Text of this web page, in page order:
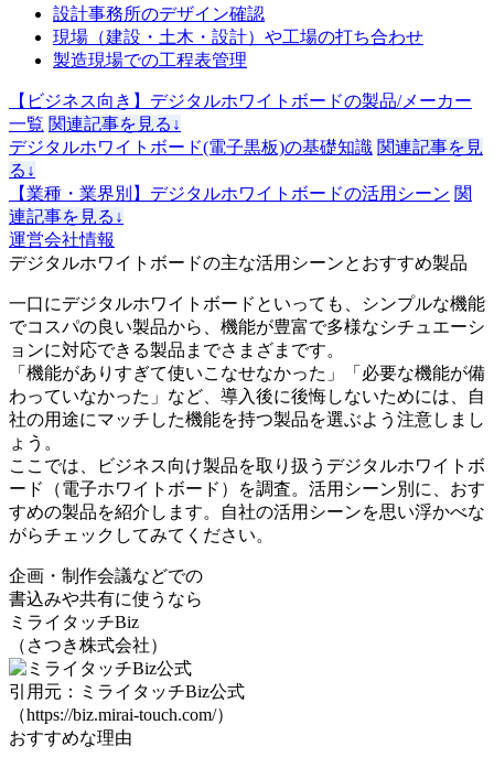
設計事務所のデザイン確認
現場（建設・土木・設計）や工場の打ち合わせ
製造現場での工程表管理
【ビジネス向き】デジタルホワイトボードの製品/メーカー
一覧 関連記事を見る↓
デジタルホワイトボード(電子黒板)の基礎知識 関連記事を見
る↓
【業種・業界別】デジタルホワイトボードの活用シーン 関
連記事を見る↓
運営会社情報
デジタルホワイトボードの主な活用シーンとおすすめ製品
一口にデジタルホワイトボードといっても、シンプルな機能
でコスパの良い製品から、機能が豊富で多様なシチュエーシ
ョンに対応できる製品までさまざまです。
「機能がありすぎて使いこなせなかった」「必要な機能が備
わっていなかった」など、 導入後に後悔しないためには、自
社の用途にマッチした機能を持つ製品を選ぶよう注意しまし
ょう。
ここでは、ビジネス向け製品を取り扱うデジタルホワイトボ
ード（電子ホワイトボード）を調査。活用シーン別に、おす
すめの製品を紹介します。自社の活用シーンを思い浮かべな
がらチェックしてみてください。
企画・制作会議などでの
書込みや共有に使うなら
ミライタッチBiz
（さつき株式会社）
引用元：ミライタッチBiz公式
（https://biz.mirai-touch.com/）
おすすめな理由